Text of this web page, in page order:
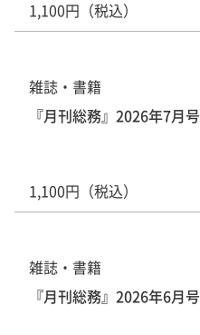
1,100円（税込）
雑誌・書籍
『月刊総務』2026年7月号
1,100円（税込）
雑誌・書籍
『月刊総務』2026年6月号